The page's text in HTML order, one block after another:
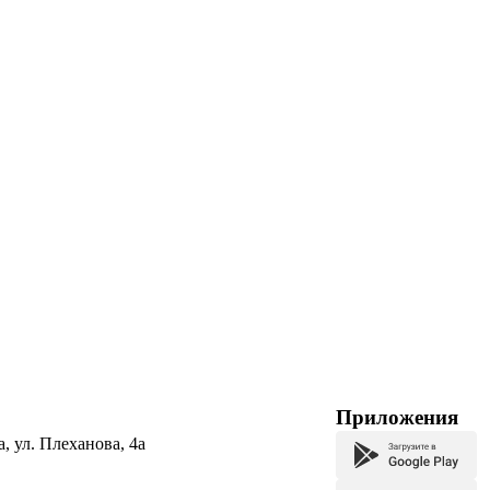
ул. Плеханова, 4а
Приложения